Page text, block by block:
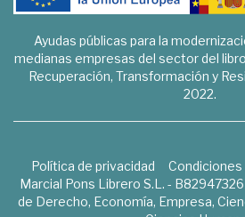
Ayudas públicas para la
medianas empresas del sector del
Recuperación, Transformación y
2022.
Política de privacidad
Marcial Pons Librero S.L. -
de Derecho, Economía, Empresa,